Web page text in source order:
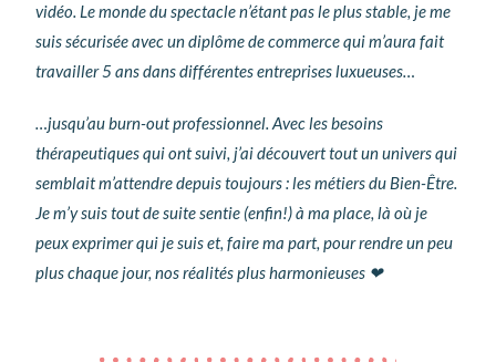
vidéo. Le monde du spectacle n’étant pas le plus stable, je me
suis sécurisée avec un diplôme de commerce qui m’aura fait
travailler 5 ans dans différentes entreprises luxueuses…
…jusqu’au burn-out professionnel. Avec les besoins
thérapeutiques qui ont suivi, j’ai découvert tout un univers qui
semblait m’attendre depuis toujours : les métiers du Bien-Être.
Je m’y suis tout de suite sentie (enfin!) à ma place, là où je
peux exprimer qui je suis et, faire ma part, pour rendre un peu
plus chaque jour, nos réalitésplus harmonieuses ❤︎